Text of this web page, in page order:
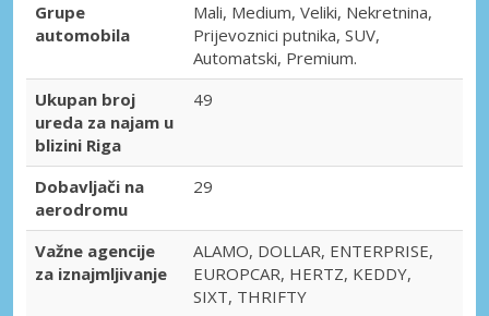
Grupe
automobila
Mali, Medium, Veliki, Nekretnina,
Prijevoznici putnika, SUV,
Automatski, Premium.
Ukupan broj
ureda za najam u
blizini Riga
49
Dobavljači na
aerodromu
29
Važne agencije
za iznajmljivanje
ALAMO, DOLLAR, ENTERPRISE,
EUROPCAR, HERTZ, KEDDY,
SIXT, THRIFTY